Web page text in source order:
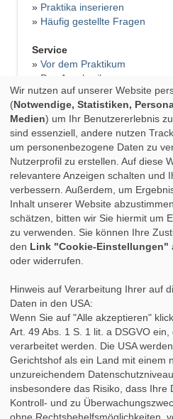
» Praktika inserieren
» Häufig gestellte Fragen
Service
» Vor dem Praktikum
Das Anschreiben
»Der Lebenslauf
»Vorstellungsgespräch
»Bewerbungsfehler
»Tipps für das Praktikum
»Praktikumsbericht
»Praktikumszeugnis
»Nach dem Praktikum
»Studium & Praktikum
»Fortbildung
»Auslandspraktikum
»Berufsbegleitendes Studium
Wir nutzen auf unserer Website
(Notwendige, Statistiken,
Medien) um Ihr Benutzererlebnis
sind essenziell, andere nutzen
um personenbezogene Daten zu
Nutzerprofil zu erstellen. Auf diese
relevantere Anzeigen schalten und
verbessern. Außerdem, um
Inhalt unserer Website
schätzen, bitten wir Sie hiermit um
zu verwenden. Sie können Ihre
den Link "Cookie-Einstellungen"
oder widerrufen.
Hinweis auf Verarbeitung Ihrer auf
Daten in den USA:
Wenn Sie auf "Alle akzeptieren"
Art. 49 Abs. 1 S. 1 lit. a DSGVO
verarbeitet werden. Die USA
Gerichtshof als ein Land mit einem
unzureichendem
insbesondere das Risiko, dass Ihre
Kontroll- und zu